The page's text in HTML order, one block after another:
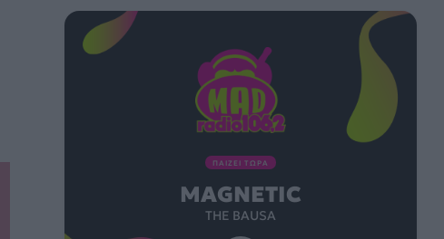
ΠΑΙΖΕΙ ΤΩΡΑ
MAGNETIC
THE BAUSA